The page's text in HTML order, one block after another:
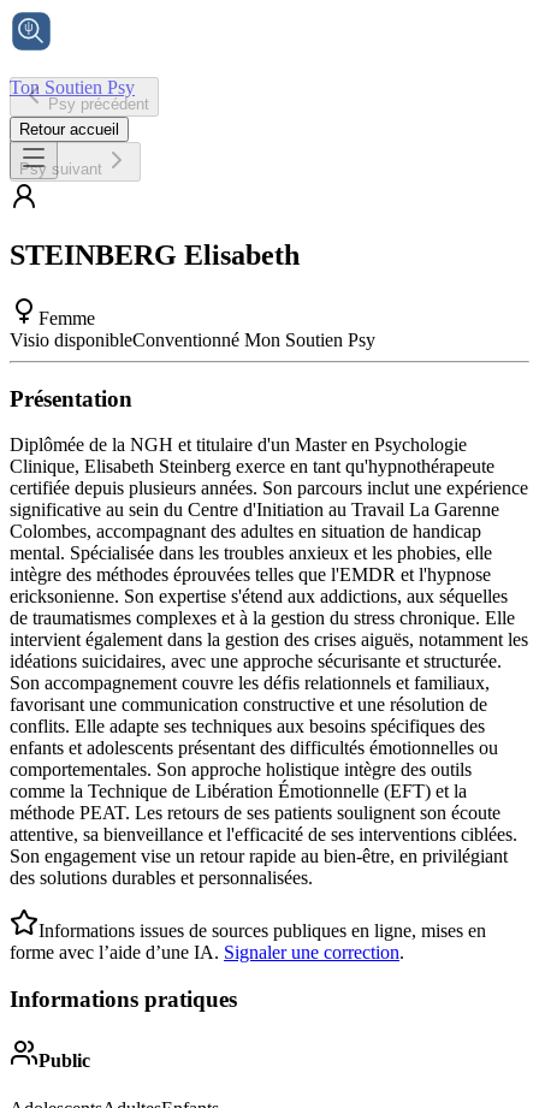
Ton Soutien Psy
Accueil
Psy précédent
Retour accueil
Psy suivant
STEINBERG Elisabeth
Femme
Visio disponibleConventionné Mon Soutien Psy
Présentation
Diplômée de la NGH et titulaire d'un Master en Psychologie
Clinique, Elisabeth Steinberg exerce en tant qu'hypnothérapeute
certifiée depuis plusieurs années. Son parcours inclut une expérience
significative au sein du Centre d'Initiation au Travail La Garenne
Colombes, accompagnant des adultes en situation de handicap
mental. Spécialisée dans les troubles anxieux et les phobies, elle
intègre des méthodes éprouvées telles que l'EMDR et l'hypnose
ericksonienne. Son expertise s'étend aux addictions, aux séquelles
de traumatismes complexes et à la gestion du stress chronique. Elle
intervient également dans la gestion des crises aiguës, notamment les
idéations suicidaires, avec une approche sécurisante et structurée.
Son accompagnement couvre les défis relationnels et familiaux,
favorisant une communication constructive et une résolution de
conflits. Elle adapte ses techniques aux besoins spécifiques des
enfants et adolescents présentant des difficultés émotionnelles ou
comportementales. Son approche holistique intègre des outils
comme la Technique de Libération Émotionnelle (EFT) et la
méthode PEAT. Les retours de ses patients soulignent son écoute
attentive, sa bienveillance et l'efficacité de ses interventions ciblées.
Son engagement vise un retour rapide au bien-être, en privilégiant
des solutions durables et personnalisées.
Informations issues de sources publiques en ligne, mises en
forme avec l’aide d’une IA. Signaler une correction.
Informations pratiques
Public